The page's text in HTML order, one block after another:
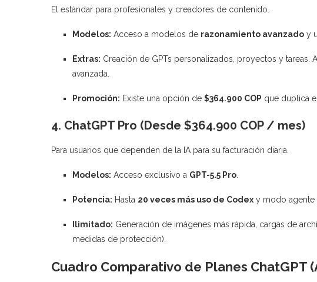
El estándar para profesionales y creadores de contenido.
Modelos: Acceso a modelos de razonamiento avanzado y
Extras: Creación de GPTs personalizados, proyectos y
avanzada.
Promoción: Existe una opción de $364.900 COP que duplica
4. ChatGPT Pro (Desde $364.900 COP / mes)
Para usuarios que dependen de la IA para su facturación diaria.
Modelos: Acceso exclusivo a GPT-5.5 Pro
Potencia: Hasta 20 veces más uso de Codex y modo agente
Ilimitado: Generación de imágenes más rápida, cargas de
medidas de protección).
Cuadro Comparativo de Planes ChatGPT